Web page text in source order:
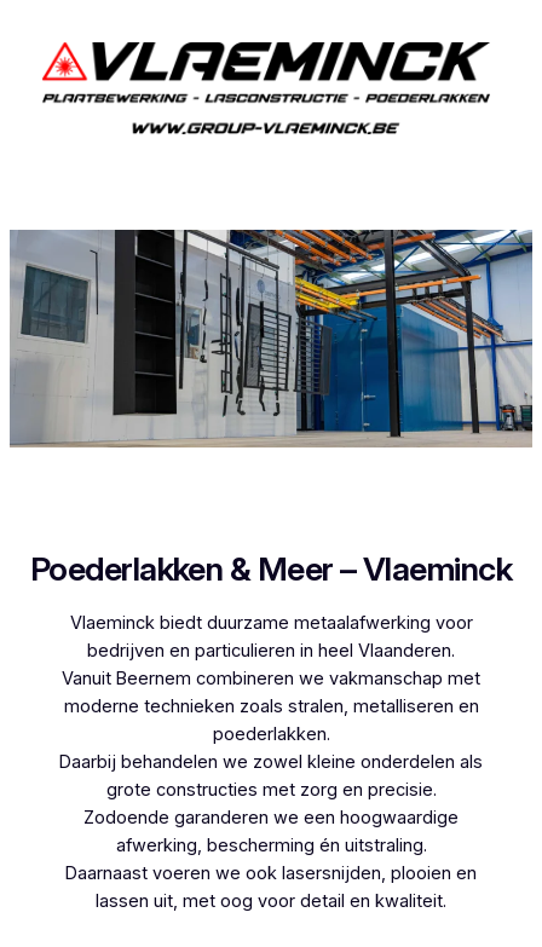
Poederlakken & Meer – Vlaeminck
Vlaeminck biedt duurzame metaalafwerking voor
bedrijven en particulieren in heel Vlaanderen.
Vanuit Beernem combineren we vakmanschap met
moderne technieken zoals stralen, metalliseren en
poederlakken.
Daarbij behandelen we zowel kleine onderdelen als
grote constructies met zorg en precisie.
Zodoende garanderen we een hoogwaardige
afwerking, bescherming én uitstraling.
Daarnaast voeren we ook lasersnijden, plooien en
lassen uit, met oog voor detail en kwaliteit.